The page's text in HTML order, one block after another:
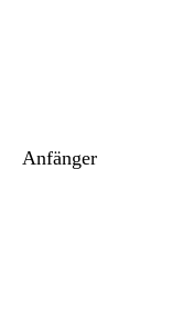
Anfänger